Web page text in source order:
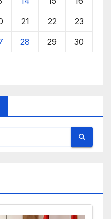
21 22 23
28 29 30